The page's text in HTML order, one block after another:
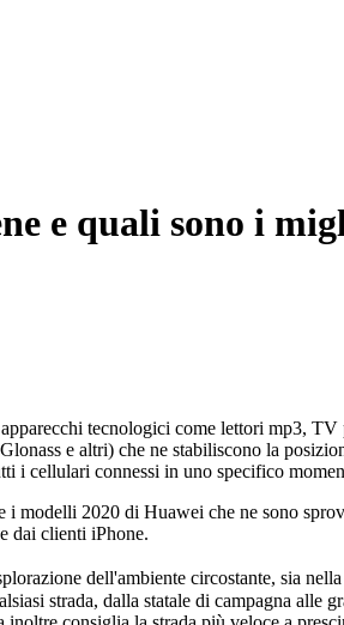
e quali sono i
tecnologici come lettori mp3,
e altri) che ne stabiliscono la
i cellulari connessi in uno specifico
modelli 2020 di Huawei che ne sono
dai clienti iPhone.
dell'ambiente circostante, sia
strada, dalla statale di campagna alle